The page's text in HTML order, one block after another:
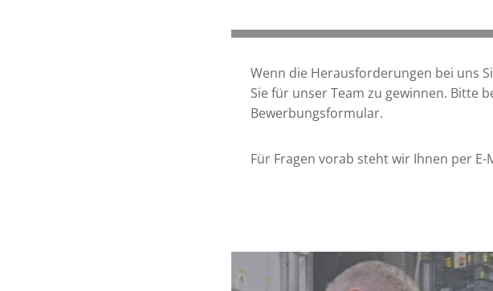
Wenn die Herausforderungen bei uns
Sie für unser Team zu gewinnen. Bitte
Bewerbungsformular.
Für Fragen vorab steht wir Ihnen per E-